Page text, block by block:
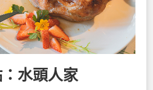
水頭人家